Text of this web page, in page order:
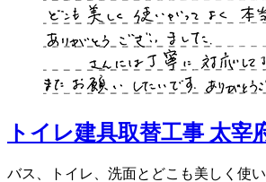
トイレ建具取替工事 太宰
バス、トイレ、洗面とどこも美しく使